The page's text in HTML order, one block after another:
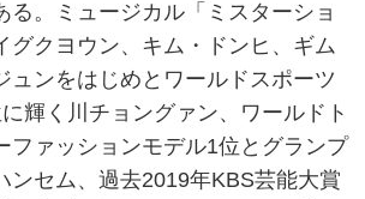
る。ミュージカル「ミスターショ
グクヨウン、キム・ドンヒ、ギム
ュンをはじめとワールドスポーツ
輝く川チョングァン、ワールドト
ファッションモデル1位とグランプ
ンセム、過去2019年KBS芸能大賞